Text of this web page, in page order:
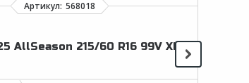
AllSeason 215/60 R16 99V XL